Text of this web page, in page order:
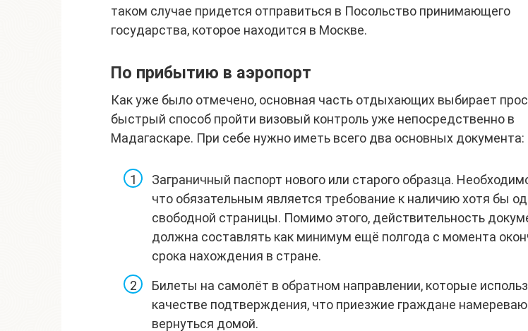
таком случае придется отправиться в Посольство принимающего
государства, которое находится в Москве.
По прибытию в аэропорт
Как уже было отмечено, основная часть отдыхающих выбирает
быстрый способ пройти визовый контроль уже непосредственно в
Мадагаскаре. При себе нужно иметь всего два основных документа:
Заграничный паспорт нового или старого образца.
что обязательным является требование к наличию хотя бы
свободной страницы. Помимо этого, действительность
должна составлять как минимум ещё полгода с момента
срока нахождения в стране.
Билеты на самолёт в обратном направлении, которые
качестве подтверждения, что приезжие граждане
вернуться домой.